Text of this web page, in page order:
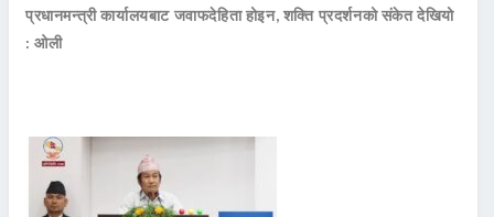
प्रधानमन्त्री कार्यालयबाट जवाफदेहिता होइन, शक्ति प्रदर्शनको संकेत देखियो
: ओली